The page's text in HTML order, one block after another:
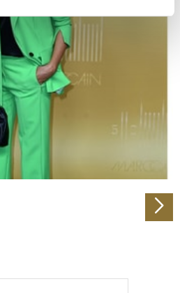
(Fingerprinting) identifizieren
wie Ihre persönlichen Daten
Sie Ihre Präferenzen im
fest.
um Inhalte und Anzeigen zu
für soziale Medien anbieten
auf unsere Website zu
wir Informationen zu Ihrer
an unsere Partner für
und Analysen weiter. Unsere
möglicherweise mit